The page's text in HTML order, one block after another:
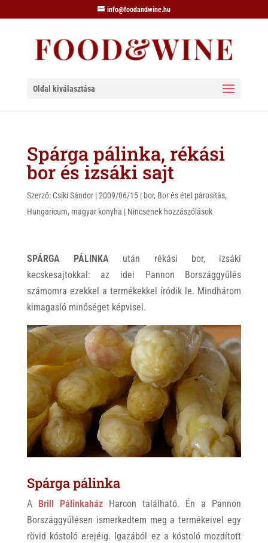
info@foodandwine.hu
Oldal kiválasztása
Spárga pálinka, rékási
bor és izsáki sajt
Szerző: Csíki Sándor|2009/06/15| bor, Bor és étel párosítás,
Hungaricum, magyar konyha | Nincsenek hozzászólások
SPÁRGA PÁLINKA után rékási bor, izsáki
kecskesajtokkal: az idei Pannon Bországgyűlés
számomra ezekkel a termékekkel íródik le. Mindhárom
kimagasló minőséget képvisel.
Spárga pálinka
A Brill PálinkaházHarcon található. Én a Pannon
Bországgyűlésen ismerkedtem meg a termékeivel egy
rövid kóstoló erejéig. Igazából ez a kóstoló mozdított